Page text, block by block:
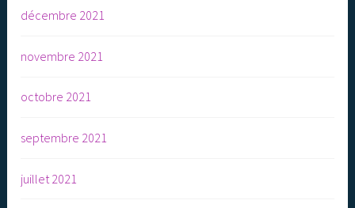
décembre 2021
novembre 2021
octobre 2021
septembre 2021
juillet 2021